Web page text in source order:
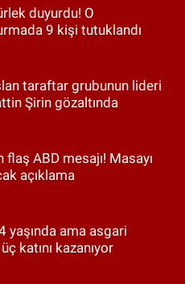
duyurdu! O
9 kişi tutuklandı
taraftar grubunun lideri
Şirin gözaltında
flaş ABD mesajı! Masayı
açıklama
yaşında ama asgari
katını kazanıyor